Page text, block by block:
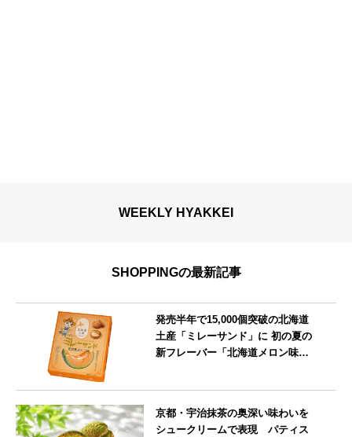
WEEKLY HYAKKEI
SHOPPINGの最新記事
発売半年で15,000個突破の北海道
土産「ミレーサンド」に 初の夏の
新フレーバー「北海道メロン味」
京都・宇治抹茶の奥深い味わいを
シュークリームで表現 パティス